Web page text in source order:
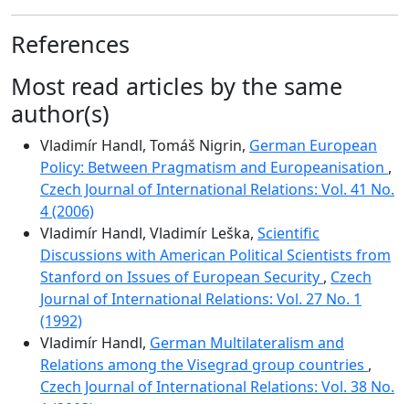
References
Most read articles by the same
author(s)
Vladimír Handl, Tomáš Nigrin, German European
Policy: Between Pragmatism and Europeanisation ,
Czech Journal of International Relations: Vol. 41 No.
4 (2006)
Vladimír Handl, Vladimír Leška, Scientific
Discussions with American Political Scientists from
Stanford on Issues of European Security , Czech
Journal of International Relations: Vol. 27 No. 1
(1992)
Vladimír Handl, German Multilateralism and
Relations among the Visegrad group countries ,
Czech Journal of International Relations: Vol. 38 No.